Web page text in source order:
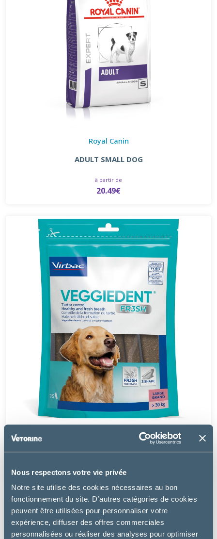
Nous respectons votre vie privée
Notre site utilise des cookies nécessaires au bon
fonctionnement du site. D’autres catégories de cookies
peuvent être utilisées pour personnaliser votre
expérience, diffuser des offres commerciales
personnalisées ou réaliser des analyses pour optimiser
Royal Canin
ADULT SMALL DOG
à partir de
20.49€
VEGGIEDENT FRESH T.L - CHIEN
16.49 €